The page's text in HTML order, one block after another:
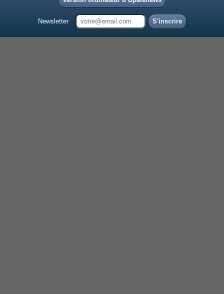
Newsletter S'inscrire